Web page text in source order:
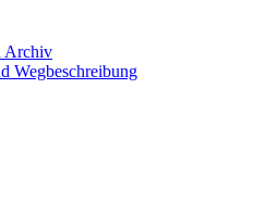
Archiv
Wegbeschreibung